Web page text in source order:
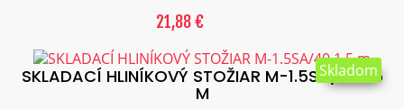
21,88 €
SKLADACÍ HLINÍKOVÝ STOŽIAR M-1.5SA/40 1.5
M
Skladom